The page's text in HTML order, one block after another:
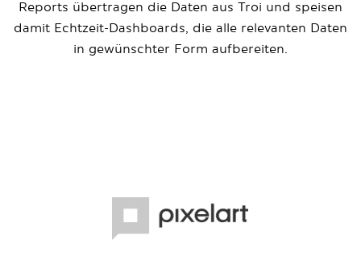
Reports übertragen die Daten aus Troi und speisen
damit Echtzeit-Dashboards, die alle relevanten Daten
in gewünschter Form aufbereiten.